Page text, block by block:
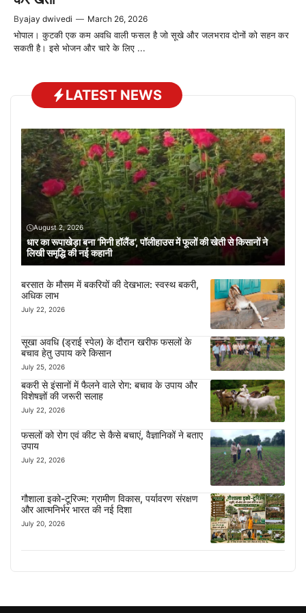
Byajay dwivedi — March 26, 2026
भोपाल। कुटकी एक कम अवधि वाली फसल है जो सूखे और जलभराव दोनों को सहन कर
सकती है। इसे भोजन और चारे के लिए ...
LATEST NEWS
August 2, 2026
धार का रूपाखेड़ा बना ‘मिनी हॉलैंड’, पॉलीहाउस में फूलों की खेती से किसानों ने
लिखी समृद्धि की नई कहानी
बरसात के मौसम में बकरियों की देखभाल: स्वस्थ बकरी,
अधिक लाभ
July 22, 2026
सूखा अवधि (ड्राई स्पेल) के दौरान खरीफ फसलों के
बचाव हेतु उपाय करे किसान
July 25, 2026
बकरी से इंसानों में फैलने वाले रोग: बचाव के उपाय और
विशेषज्ञों की जरूरी सलाह
July 22, 2026
फसलों को रोग एवं कीट से कैसे बचाएं, वैज्ञानिकों ने बताए
उपाय
July 22, 2026
गौशाला इको-टूरिज्म: ग्रामीण विकास, पर्यावरण संरक्षण
और आत्मनिर्भर भारत की नई दिशा
July 20, 2026